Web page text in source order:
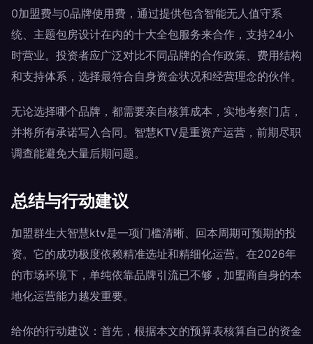
0加盟费与0品牌使用费，通过提供包含智能无人值守系
统、主题包房设计在内的十大全包服务来合作，支持24小
时营业。投资者应广泛对比不同品牌的合作政策、费用结构
和支持体系，选择最符合自身资金状况和经营理念的伙伴。
无论选择哪个品牌，都需要亲自核算成本，实地考察门店，
并将所有承诺写入合同。智慧KTV是重资产运营，前期尽职
调查能避免大量后期问题。
总结与行动建议
加盟群生大智慧ktv是一项门槛清晰、回本周期可预期的投
资。它的成功极度依赖精准选址和精细化运营。在2026年
的市场环境下，单纯依靠品牌引流已不够，加盟商自身的本
地化运营能力越发重要。
给你的行动建议：首先，根据本文的预算表核算自己的资金